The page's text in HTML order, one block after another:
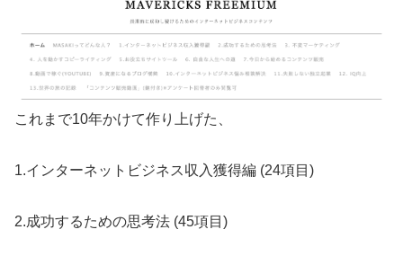
これまで10年かけて作り上げた、
1.インターネットビジネス収入獲得編 (24項目)
2.成功するための思考法 (45項目)